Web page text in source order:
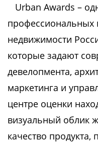
Urban Awards –
недвижимости
которые задают
девелопмента,
маркетинга и
центре оценки
визуальный облик
качество продукта,